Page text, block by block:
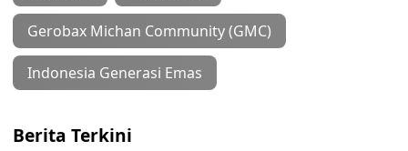
Gerobax Michan Community (GMC)
Indonesia Generasi Emas
Berita Terkini